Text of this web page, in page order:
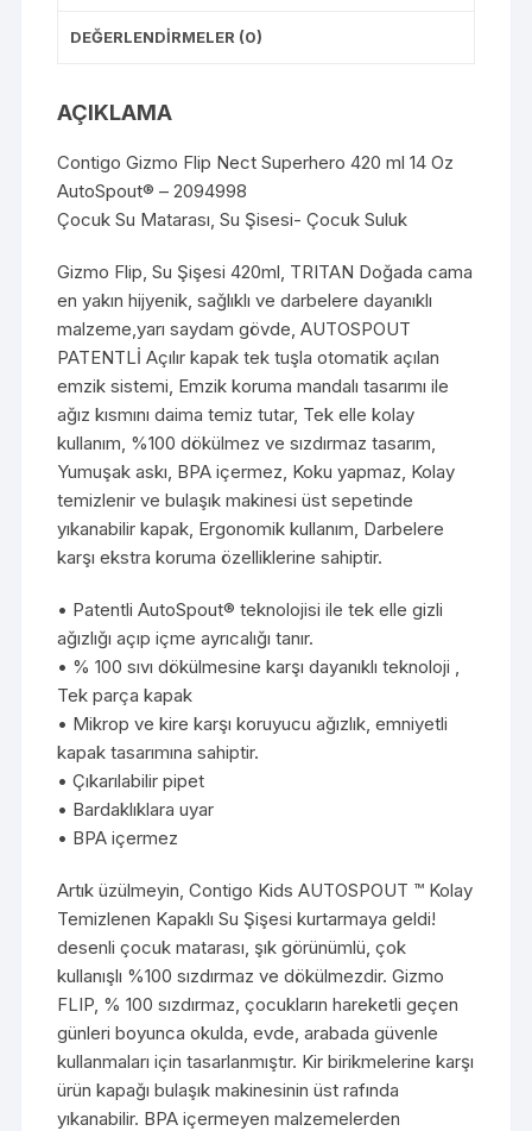
DEĞERLENDIRMELER (0)
AÇIKLAMA
Contigo Gizmo Flip Nect Superhero 420 ml 14 Oz
AutoSpout® – 2094998
Çocuk Su Matarası, Su Şisesi- Çocuk Suluk
Gizmo Flip, Su Şişesi 420ml, TRITAN Doğada cama
en yakın hijyenik, sağlıklı ve darbelere dayanıklı
malzeme,yarı saydam gövde, AUTOSPOUT
PATENTLİ Açılır kapak tek tuşla otomatik açılan
emzik sistemi, Emzik koruma mandalı tasarımı ile
ağız kısmını daima temiz tutar, Tek elle kolay
kullanım, %100 dökülmez ve sızdırmaz tasarım,
Yumuşak askı, BPA içermez, Koku yapmaz, Kolay
temizlenir ve bulaşık makinesi üst sepetinde
yıkanabilir kapak, Ergonomik kullanım, Darbelere
karşı ekstra koruma özelliklerine sahiptir.
• Patentli AutoSpout® teknolojisi ile tek elle gizli
ağızlığı açıp içme ayrıcalığı tanır.
• % 100 sıvı dökülmesine karşı dayanıklı teknoloji ,
Tek parça kapak
• Mikrop ve kire karşı koruyucu ağızlık, emniyetli
kapak tasarımına sahiptir.
• Çıkarılabilir pipet
• Bardaklıklara uyar
• BPA içermez
Artık üzülmeyin, Contigo Kids AUTOSPOUT ™ Kolay
Temizlenen Kapaklı Su Şişesi kurtarmaya geldi!
desenli çocuk matarası, şık görünümlü, çok
kullanışlı %100 sızdırmaz ve dökülmezdir. Gizmo
FLIP, % 100 sızdırmaz, çocukların hareketli geçen
günleri boyunca okulda, evde, arabada güvenle
kullanmaları için tasarlanmıştır. Kir birikmelerine karşı
ürün kapağı bulaşık makinesinin üst rafında
yıkanabilir. BPA içermeyen malzemelerden